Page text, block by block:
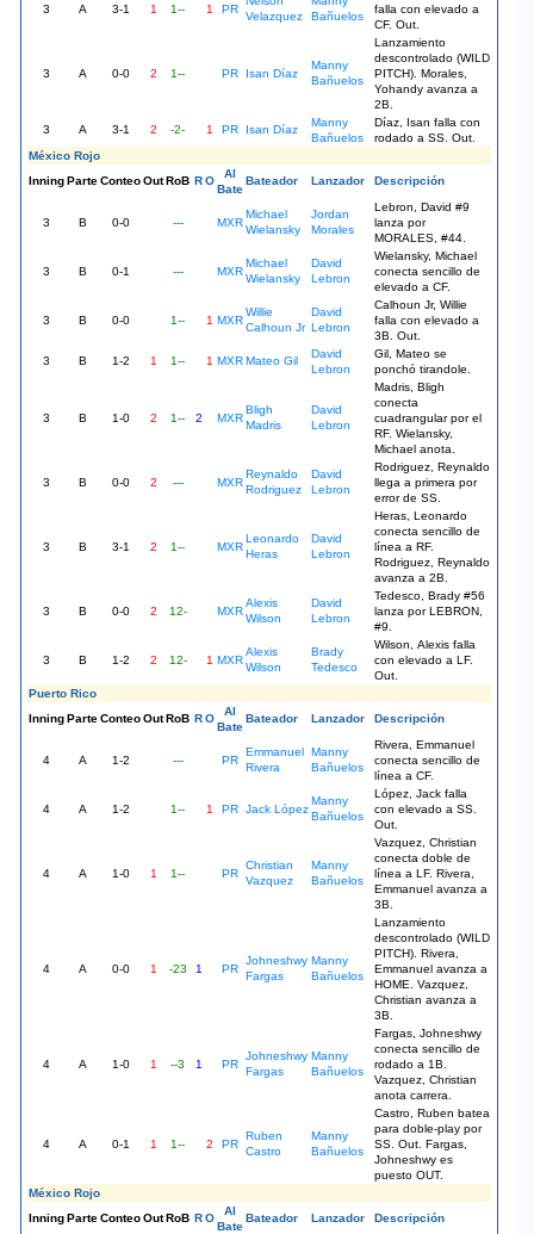
3 A 3-1 1 1-- 1 PR
Velazquez
Bañuelos
falla con elevado a
CF. Out.
3 A 0-0 2 1-- PR Isan Díaz
Manny
Bañuelos
Lanzamiento
descontrolado (WILD
PITCH). Morales,
Yohandy avanza a
2B.
3
A 3-1 2 -2- 1 PR Isan Díaz
Manny
Bañuelos
Díaz, Isan falla con
rodado a SS. Out.
México Rojo
InningParteConteoOutRoB RO
Al
Bate
Bateador Lanzador Descripción
3 B 0-0 --- MXR
Michael
Wielansky
Jordan
Morales
Lebron, David #9
lanza por
MORALES, #44.
3 B 0-1 --- MXR
Michael
Wielansky
David
Lebron
Wielansky, Michael
conecta sencillo de
elevado a CF.
3 B 0-0 1-- 1 MXR
Willie
Calhoun Jr
David
Lebron
Calhoun Jr, Willie
falla con elevado a
3B. Out.
3
B 1-2 1 1-- 1 MXR Mateo Gil
David
Lebron
Gil, Mateo se
ponchó tirandole.
3 B 1-0 2 1-- 2 MXR
Bligh
Madris
David
Lebron
Madris, Bligh
conecta
cuadrangular por el
RF. Wielansky,
Michael anota.
3 B 0-0 2 --- MXR
Reynaldo
Rodriguez
David
Lebron
Rodriguez, Reynaldo
llega a primera por
error de SS.
3 B 3-1 2 1-- MXR
Leonardo
Heras
David
Lebron
Heras, Leonardo
conecta sencillo de
línea a RF.
Rodriguez, Reynaldo
avanza a 2B.
3 B 0-0 2 12- MXR
Alexis
Wilson
David
Lebron
Tedesco, Brady #56
lanza por LEBRON,
#9.
3 B 1-2 2 12- 1 MXR
Alexis
Wilson
Brady
Tedesco
Wilson, Alexis falla
con elevado a LF.
Out.
Puerto Rico
InningParteConteoOutRoB RO
Al
Bate
Bateador Lanzador Descripción
4 A 1-2 --- PR
Emmanuel
Rivera
Manny
Bañuelos
Rivera, Emmanuel
conecta sencillo de
línea a CF.
4 A 1-2 1-- 1 PR Jack López
Manny
Bañuelos
López, Jack falla
con elevado a SS.
Out.
4 A 1-0 1 1-- PR
Christian
Vazquez
Manny
Bañuelos
Vazquez, Christian
conecta doble de
línea a LF. Rivera,
Emmanuel avanza a
3B.
4 A 0-0 1 -23 1 PR
Johneshwy
Fargas
Manny
Bañuelos
Lanzamiento
descontrolado (WILD
PITCH). Rivera,
Emmanuel avanza a
HOME. Vazquez,
Christian avanza a
3B.
4 A 1-0 1 --3 1 PR
Johneshwy
Fargas
Manny
Bañuelos
Fargas, Johneshwy
conecta sencillo de
rodado a 1B.
Vazquez, Christian
anota carrera.
4 A 0-1 1 1-- 2 PR
Ruben
Castro
Manny
Bañuelos
Castro, Ruben batea
para doble-play por
SS. Out. Fargas,
Johneshwy es
puesto OUT.
México Rojo
InningParteConteoOutRoB RO
Al
Bate
Bateador Lanzador Descripción